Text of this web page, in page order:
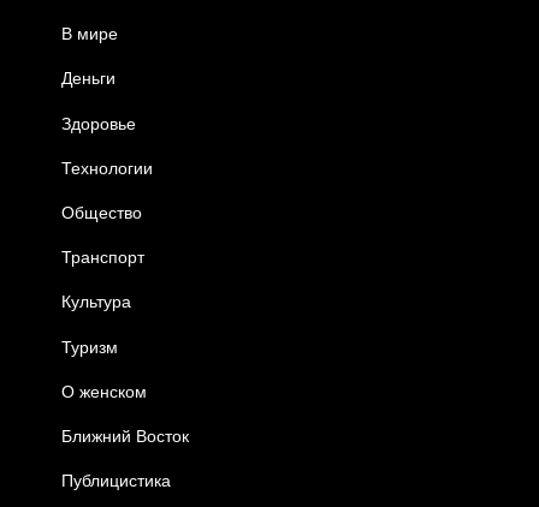
В мире
Деньги
Здоровье
Технологии
Общество
Транспорт
Культура
Туризм
О женском
Ближний Восток
Публицистика